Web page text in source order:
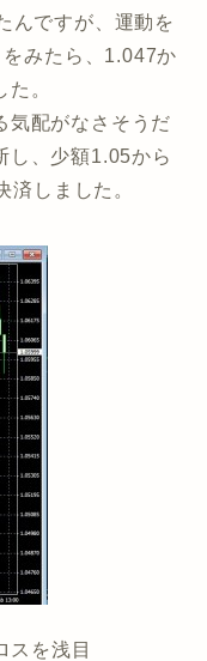
んですが、運動を
みたら、1.047か
。
気配がなさそうだ
し、少額1.05から
済しました。
スを浅目